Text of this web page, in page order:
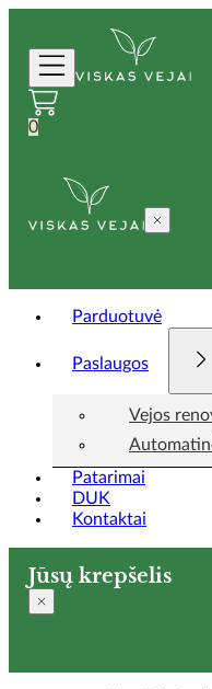
0
Parduotuvė
Paslaugos
Vejos
Patarimai
DUK
Kontaktai
Jūsų krepšelis